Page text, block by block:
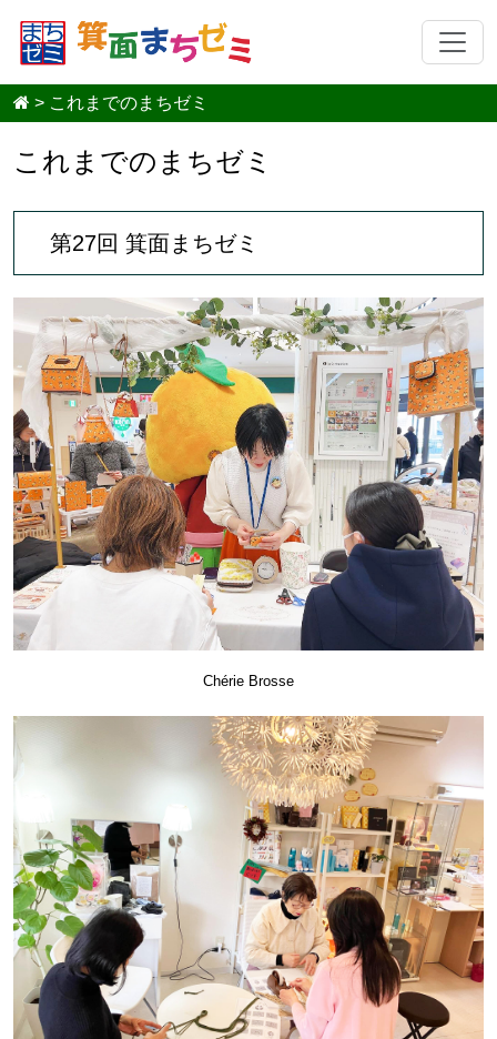
> これまでのまちゼミ
これまでのまちゼミ
第27回 箕面まちゼミ
Chérie Brosse